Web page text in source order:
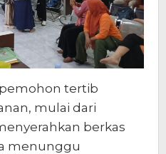
tertib
mulai dari
berkas
menunggu